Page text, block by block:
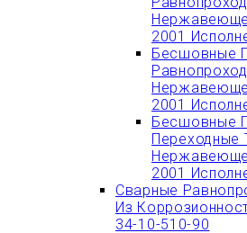
2001
Бесшовные
2001
Бесшовные
Переходные
2001
Сварные
Из
34-10-510-90